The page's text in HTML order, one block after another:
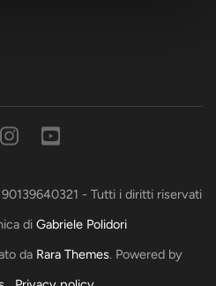
- Tutti i diritti riservati